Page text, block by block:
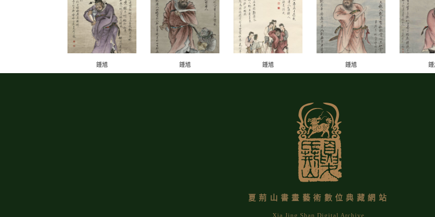
鍾馗 鍾馗 鍾馗 鍾馗
夏荊山書畫藝術數位典藏網站
Xia Jing Shan Digital Archive